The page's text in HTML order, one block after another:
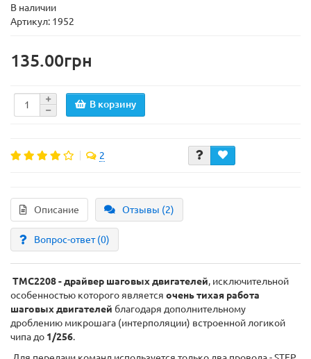
В наличии
Артикул: 1952
135.00грн
В корзину
2
Описание Отзывы (2)
Вопрос-ответ(0)
TMC2208 - драйвер шаговых двигателей, исключительной
особенностью которого является очень тихая работа
шаговых двигателей благодаря дополнительному
дроблению микрошага (интерполяции) встроенной логикой
чипа до 1/256.